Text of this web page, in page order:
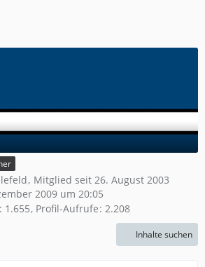
Mitglied seit 26. August 2003
2009 um 20:05
1.655 Profil-Aufrufe 2.208
Inhalte suchen